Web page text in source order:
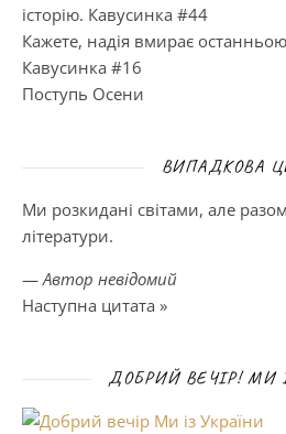
історію. Кавусинка #44
Кажете, надія вмирає
Кавусинка #16
Поступь Осени
ВИПАДКОВА
Ми розкидані світами, але
літератури.
—Автор невідомий
Наступна цитата »
ДОБРИЙ ВЕЧІР! МИ